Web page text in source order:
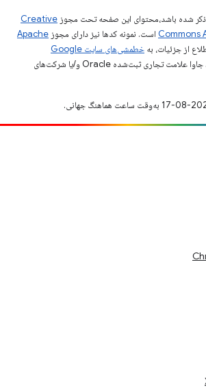
ذکر شده باشد،‌محتوای این صفحه تحت مجوز Creative
Commons است. نمونه کدها نیز دارای مجوز Apache
از جزئیات، به
خطمشی‌های سایت Google
مراجعه کنید. جاوا علامت تجاری ثبت‌شده Oracle و/یا شرکت‌های